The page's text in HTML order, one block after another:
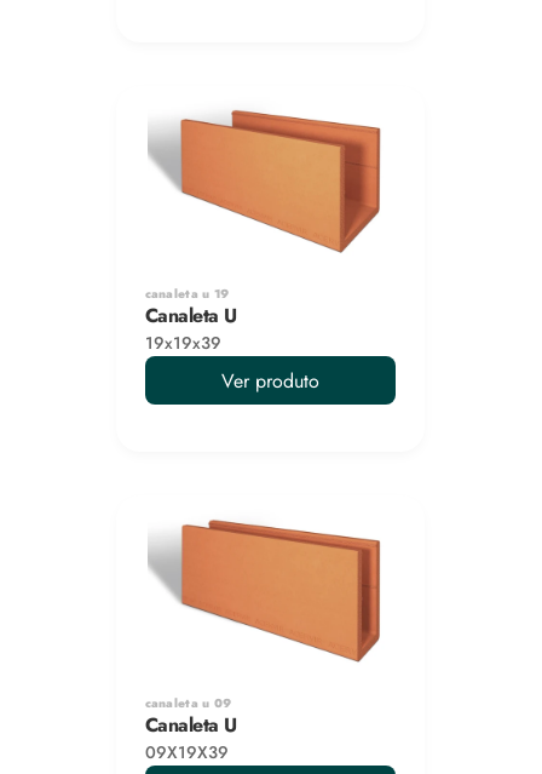
canaleta u 19
Canaleta U
19x19x39
Ver produto
canaleta u 09
Canaleta U
09X19X39